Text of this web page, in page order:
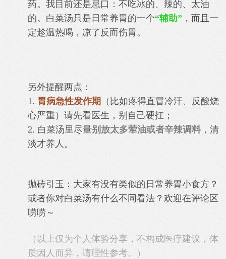
药。我目前还是忌口：不吃冰的、辣的、太油
的。白菜汤只是日常养胃的一个“辅助” ，而且一
定趁温热喝，凉了反而伤胃。
另外提醒两点：
1. 胃病急性发作期 （比如疼得直冒冷汗、反酸烧
心严重）请先看医生，别自己硬扛；
2. 白菜汤里尽量别放太多荤油或者辛辣调料，清
淡才养人。
抛砖引玉：大家有没有类似的日常养胃小食方？
或者你对白菜汤有什么不同看法？欢迎在评论区
唠唠～
（以上仅为个人体验分享，不构成医疗建议，体
质因人而异，请理性参考。）